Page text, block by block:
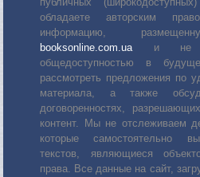
обладаете авторским
информацию,
booksonline.com.uaи не
общедоступностью в
рассмотреть предложения по
материала, а также
договоренностях,
контент. Мы не отслеживаем
которые самостоятельно
текстов, являющиеся
права. Все данные на сайт,